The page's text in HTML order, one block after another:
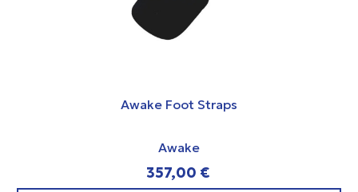
Awake Foot Straps
Awake
357,00 €